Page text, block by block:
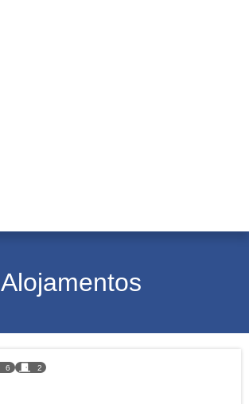
Alojamentos
6 2